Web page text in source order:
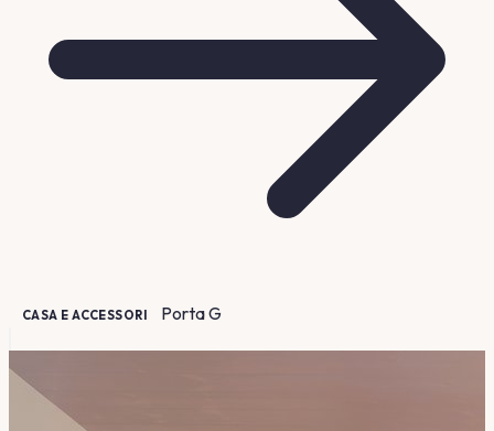
CASA E ACCESSORI PortaG